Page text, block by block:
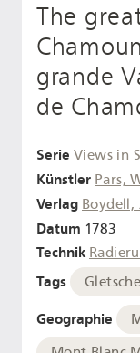
The
grande
de
Serie Views in
Künstler Pars,
Verlag Boydell,
Datum 1783
Technik
Tags
Geographie